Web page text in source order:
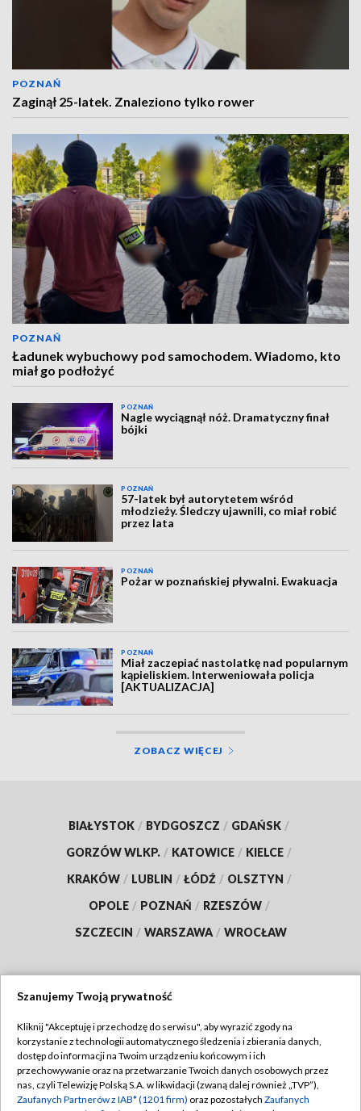
POZNAŃ
Zaginął 25-latek. Znaleziono tylko rower
POZNAŃ
Ładunek wybuchowy pod samochodem. Wiadomo, kto
miał go podłożyć
POZNAŃ
Nagle wyciągnął nóż. Dramatyczny finał
bójki
POZNAŃ
57-latek był autorytetem wśród
młodzieży. Śledczy ujawnili, co miał robić
przez lata
POZNAŃ
Pożar w poznańskiej pływalni. Ewakuacja
POZNAŃ
Miał zaczepiać nastolatkę nad popularnym
kąpieliskiem. Interweniowała policja
[AKTUALIZACJA]
ZOBACZ WIĘCEJ
BIAŁYSTOK / BYDGOSZCZ / GDAŃSK /
GORZÓW WLKP. / KATOWICE / KIELCE /
KRAKÓW / LUBLIN / ŁÓDŹ / OLSZTYN /
OPOLE / POZNAŃ / RZESZÓW /
SZCZECIN / WARSZAWA / WROCŁAW
TVP
Abonament TVP
Emisja w TVP
Regulamin TVP
Polityka prywatności
Szanujemy Twoją prywatność
Kliknij "Akceptuję i przechodzę do serwisu", aby wyrazić zgody na
korzystanie z technologii automatycznego śledzenia i zbierania danych,
dostęp do informacji na Twoim urządzeniu końcowym i ich
przechowywanie oraz na przetwarzanie Twoich danych osobowych przez
nas, czyli Telewizję Polską S.A. w likwidacji (zwaną dalej również „TVP”),
Zaufanych Partnerów z IAB* (1201 firm) oraz pozostałych Zaufanych